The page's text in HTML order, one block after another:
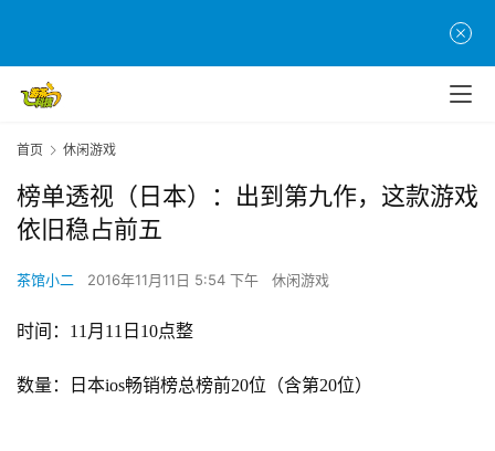
首页 休闲游戏
榜单透视（日本）：出到第九作，这款游戏
依旧稳占前五
茶馆小二 2016年11月11日 5:54 下午 休闲游戏
时间： 11月11日10点整
数量：日本ios畅销榜总榜前20位（含第20位）